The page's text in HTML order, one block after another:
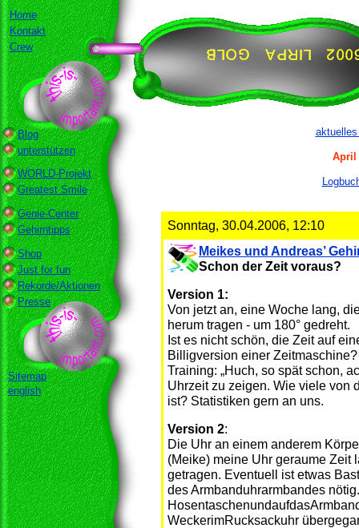
Home
Kontakt
Crew
Blog
unterstützen
WORLD-Projekt
Greatest Smile
April
Genie-Center
Gehirntipps
Shop
Just for fun
Rekorde/Aktionen
Presse
Sitemap
english
Sonntag, 30.04.2006, 12:10
Meikes und Andreas’
Schon der Zeit voraus?
Version 1:
Von jetzt an, eine Woche lang,
herum tragen - um 180° gedreht.
Ist es nicht schön, die Zeit auf
Billigversion einer
Training: „Huch, so spät schon,
Uhrzeit zu zeigen. Wie viele von
ist? Statistiken gern an uns.
Version 2:
Die Uhr an einem anderem
(Meike) meine Uhr geraume Zeit
getragen. Eventuell ist etwas
des Armbanduhrarmbandes
WeckerimRucksackuhr